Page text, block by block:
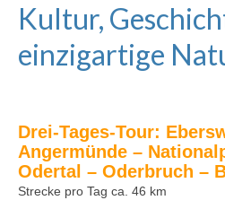
Kultur,
einzigartige
Drei-Tages-Tour:
Angermünde –
Odertal – Oderbruch –
Strecke pro Tag ca. 46 km